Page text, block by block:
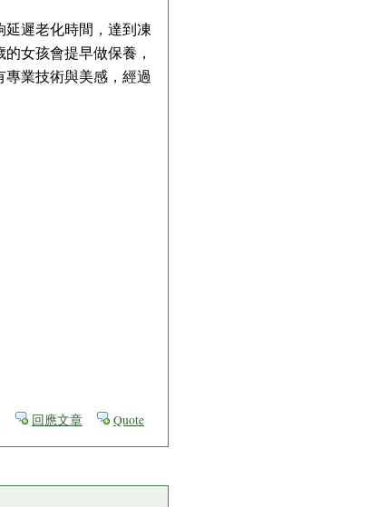
遲老化時間，達到凍
女孩會提早做保養，
業技術與美感，經過
回應文章 Quote